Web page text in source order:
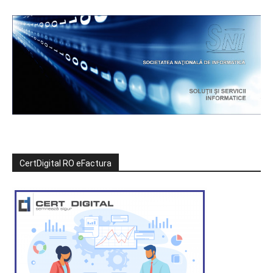
CertDigital RO eFactura